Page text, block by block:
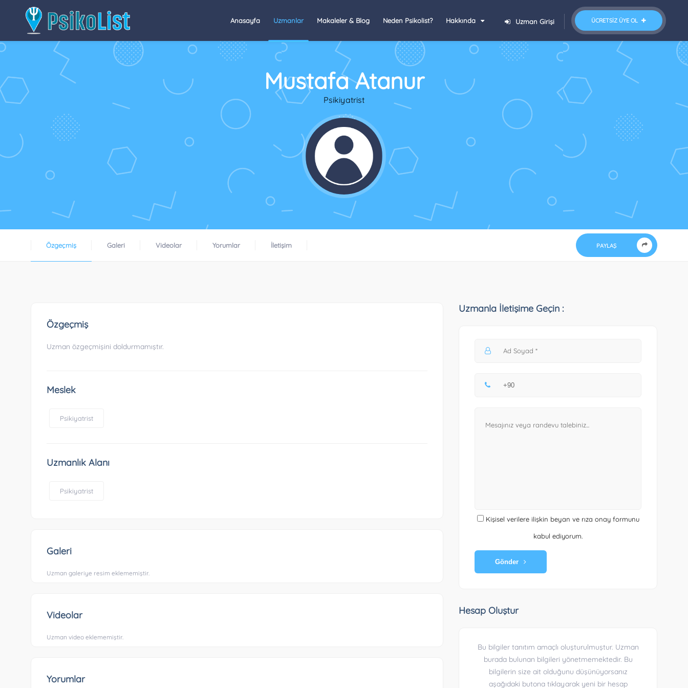
ÜCRETSIZ ÜYE OL
Uzman Girişi
Anasayfa Uzmanlar Makaleler & Blog Neden Psikolist? Hakkında
Mustafa Atanur
Psikiyatrist
Özgeçmiş Galeri Videolar Yorumlar İletişim PAYLAŞ
Özgeçmiş
Uzman özgeçmişini doldurmamıştır.
Meslek
Psikiyatrist
Uzmanlık Alanı
Psikiyatrist
Galeri
Uzman galeriye resim eklememiştir.
Videolar
Uzman video eklememiştir.
Yorumlar
Uzmanla İletişime Geçin :
Kişisel verilere ilişkin beyan ve rıza onay formunu
kabul ediyorum.
Gönder
Hesap Oluştur
Bu bilgiler tanıtım amaçlı oluşturulmuştur. Uzman
burada bulunan bilgileri yönetmemektedir. Bu
bilgilerin size ait olduğunu düşünüyorsanız
aşağıdaki butona tıklayarak yeni bir hesap